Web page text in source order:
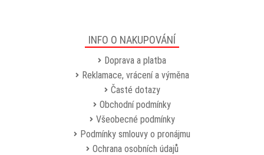
INFO O NAKUPOVÁNÍ
Doprava a platba
Reklamace, vrácení a výměna
Časté dotazy
Obchodní podmínky
Všeobecné podmínky
Podmínky smlouvy o pronájmu
Ochrana osobních údajů